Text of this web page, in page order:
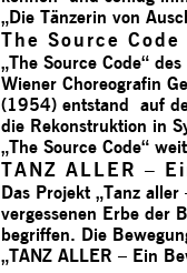
„Die Tänzerin von
The Source Code
„The Source Code“
Wiener Choreografin
(1954) entstand auf
die Rekonstruktion in
„The Source Code“
TANZ ALLER –
Das Projekt „Tanz
vergessenen Erbe der
begriffen. Die
„TANZ ALLER – Ein